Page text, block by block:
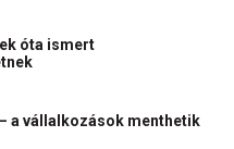
óta ismert
a vállalkozások menthetik